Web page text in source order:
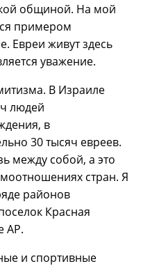
общиной. На мой
примером
Евреи живут здесь
уважение.
В Израиле
людей
в
30 тысяч евреев.
между собой, а это
стран. Я
районов
Красная
АР.
и спортивные